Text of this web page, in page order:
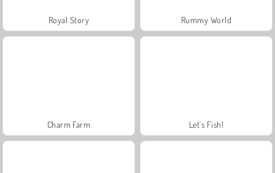
Royal Story Rummy World
Charm Farm Let's Fish!